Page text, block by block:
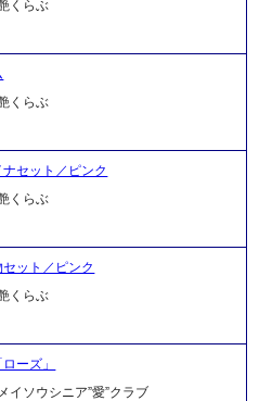
くらぶ
くらぶ
セット／ピンク
くらぶ
ット／ピンク
くらぶ
ーズ」
イソウシニア”愛”クラブ